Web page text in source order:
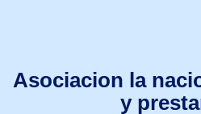
Asociacion la
y